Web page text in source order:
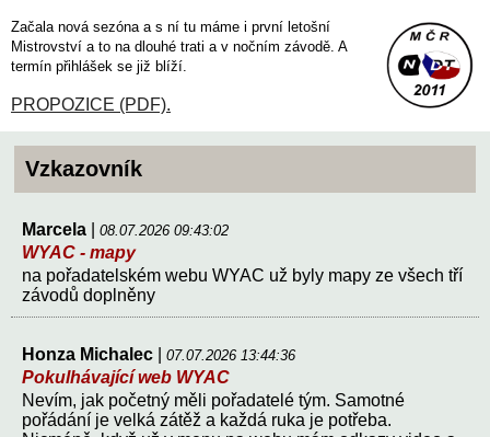
Začala nová sezóna a s ní tu máme i první letošní
Mistrovství a to na dlouhé trati a v nočním závodě. A
termín přihlášek se již blíží.
PROPOZICE (PDF).
Vzkazovník
Marcela 08.07.2026 09:43:02
WYAC - mapy
na pořadatelském webu WYAC už byly mapy ze všech tří
závodů doplněny
Honza Michalec 07.07.2026 13:44:36
Pokulhávající web WYAC
Nevím, jak početný měli pořadatelé tým. Samotné
pořádání je velká zátěž a každá ruka je potřeba.